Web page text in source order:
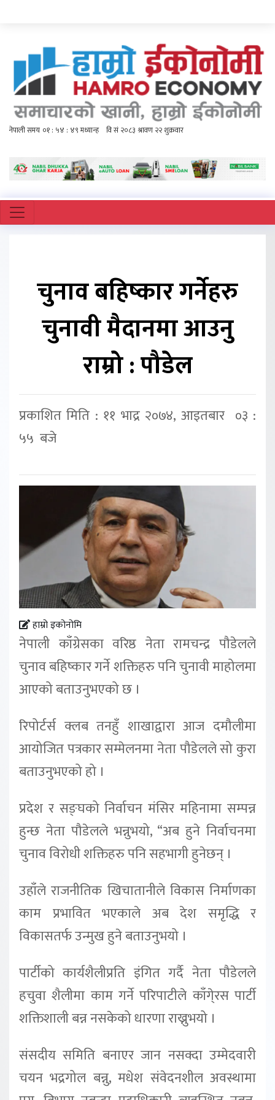
चुनाव बहिष्कार गर्नेहरु
चुनावी मैदानमा आउनु
राम्रो : पौडेल
प्रकाशित मिति : ११ भाद्र २०७४, आइतबार ०३ :
५५ बजे
हाम्रो इकोनोमि
नेपाली काँग्रेसका वरिष्ठ नेता रामचन्द्र पौडेलले
चुनाव बहिष्कार गर्ने शक्तिहरु पनि चुनावी माहोलमा
आएको बताउनुभएको छ ।
रिपोर्टर्स क्लब तनहुँ शाखाद्वारा आज दमौलीमा
आयोजित पत्रकार सम्मेलनमा नेता पौडेलले सो कुरा
बताउनुभएको हो ।
प्रदेश र सङ्घको निर्वाचन मंसिर महिनामा सम्पन्न
हुन्छ नेता पौडेलले भन्नुभयो, “अब हुने निर्वाचनमा
चुनाव विरोधी शक्तिहरु पनि सहभागी हुनेछन् ।
उहाँले राजनीतिक खिचातानीले विकास निर्माणका
काम प्रभावित भएकाले अब देश समृद्धि र
विकासतर्फ उन्मुख हुने बताउनुभयो ।
पार्टीको कार्यशैलीप्रति इंगित गर्दै नेता पौडेलले
हचुवा शैलीमा काम गर्ने परिपाटीले काँगे्रस पार्टी
शक्तिशाली बन्न नसकेको धारणा राख्नुभयो ।
संसदीय समिति बनाएर जान नसक्दा उम्मेदवारी
चयन भद्रगोल बन्नु, मधेश संवेदनशील अवस्थामा